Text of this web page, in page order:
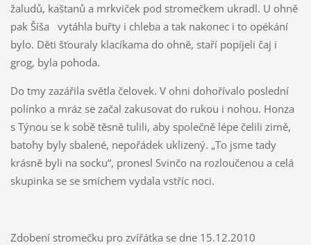
žaludů, kaštanů a mrkviček pod stromečkem ukradl. U ohně
pak Šíša vytáhla buřty i chleba a tak nakonec i to opékání
bylo. Děti šťouraly klacíkama do ohně, staří popíjeli čaj i
grog, byla pohoda.
Do tmy zazářila světla čelovek. V ohni dohořívalo poslední
polínko a mráz se začal zakusovat do rukou i nohou. Honza
s Týnou se k sobě těsně tulili, aby společně lépe čelili zimě,
batohy byly sbalené, nepořádek uklizený. „To jsme tady
krásně byli na socku“, pronesl Svinčo na rozloučenou a celá
skupinka se se smíchem vydala vstříc noci.
Zdobení stromečku pro zvířátka se dne 15.12.2010